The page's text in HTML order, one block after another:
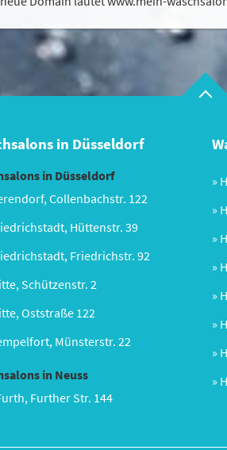
in Düsseldorf
in Düsseldorf
Collenbachstr. 122
Hüttenstr. 39
Friedrichstr. 92
Schützenstr. 2
Oststraße 122
Münsterstr. 22
in Neuss
Further Str. 144
»
»
»
»
»
»
»
»